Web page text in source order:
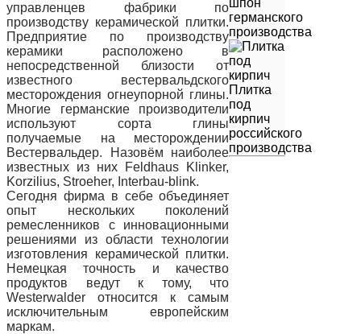
шпон
германского
производства
Плитка
под
кирпич
российского
производства
управленцев фабрики по
производству керамической плитки.
Предприятие по производству
керамики расположено в
непосредственной близости от
известного вестервальдского
месторождения огнеупорной глины.
Многие германские производители
используют сорта глины
получаемые на месторождении
Вестервальдер. Назовём наиболее
известных из них Feldhaus Klinker,
Korzilius, Stroeher, Interbau-blink.
Сегодня фирма в себе объединяет
опыт нескольких поколений
ремесленников с инновационными
решениями из области технологии
изготовления керамической плитки.
Немецкая точность и качество
продуктов ведут к тому, что
Westerwalder относится к самым
исключительным европейским
маркам.